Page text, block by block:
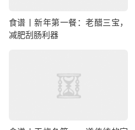
食谱丨新年第一餐：老醋三宝，
减肥刮肠利器